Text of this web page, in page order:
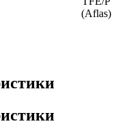
(Aflas)